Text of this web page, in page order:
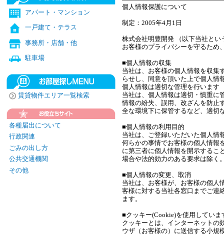
アパート・マンション
一戸建て・テラス
事務所・店舗・他
駐車場
賃貸物件エリア一覧検索
各種届出について
行政関連
ごみの出し方
公共交通機関
その他
個人情報保護について
制定：2005年4月1日
株式会社明豊開発 （以下当社と
お客様のプライバシーを守るため
■個人情報の収集
当社は、お客様の個人情報を収集
らせし、同意を頂いた上で個人情
個人情報は適切な管理を行います
当社は、個人情報は適切・慎重に
情報の紛失、誤用、改ざんを防止
全な環境下に保管するなど、適切
■個人情報の利用目的
当社は、ご登録いただいた個人情
何らかの事情でお客様の個人情報
に第三者に個人情報を開示するこ
場合や法的効力のある要求は除く
■個人情報の変更、取消
当社は、お客様が、お客様の個人
客様に対する当社各窓口までご連
ます。
■クッキー(Cookie)を使用していま
クッキーとは、インターネットの
ウザ（お客様の）に送信する小規